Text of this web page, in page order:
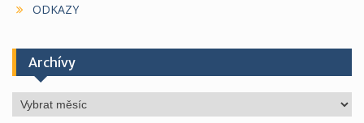
ODKAZY
Archívy
Archívy